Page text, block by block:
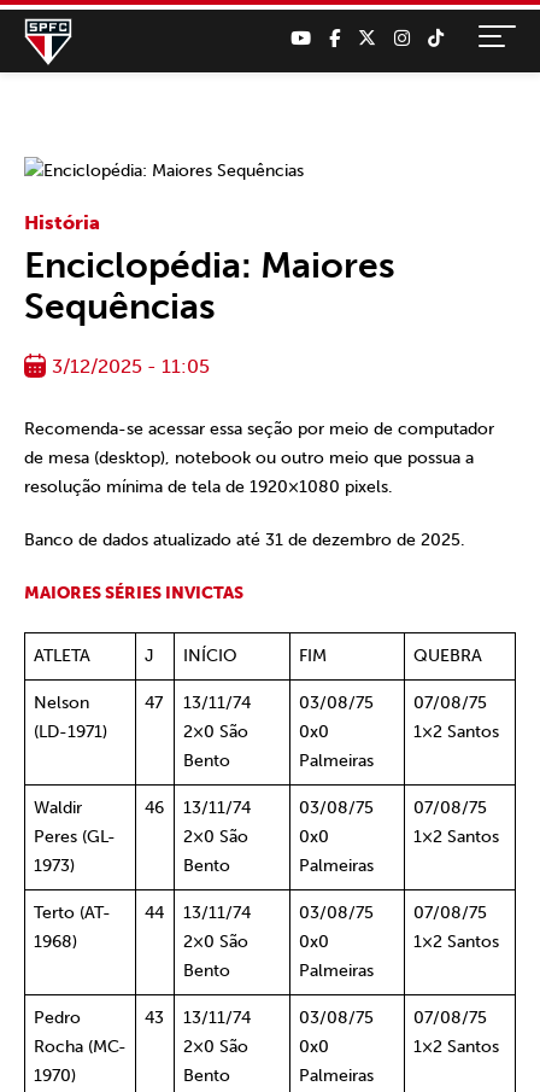
História
Enciclopédia: Maiores
Sequências
3/12/2025 - 11:05
Recomenda-se acessar essa seção por meio de computador
de mesa (desktop), notebook ou outro meio que possua a
resolução mínima de tela de 1920×1080 pixels.
Banco de dados atualizado até 31 de dezembro de 2025.
MAIORES SÉRIES INVICTAS
ATLETA J INÍCIO FIM QUEBRA
Nelson
(LD-1971)
47
13/11/74
2×0 São
Bento
03/08/75
0x0
Palmeiras
07/08/75
1×2 Santos
Waldir
Peres (GL-
1973)
46
13/11/74
2×0 São
Bento
03/08/75
0x0
Palmeiras
07/08/75
1×2 Santos
Terto (AT-
1968)
44
13/11/74
2×0 São
Bento
03/08/75
0x0
Palmeiras
07/08/75
1×2 Santos
Pedro
Rocha (MC-
1970)
43
13/11/74
2×0 São
Bento
03/08/75
0x0
Palmeiras
07/08/75
1×2 Santos